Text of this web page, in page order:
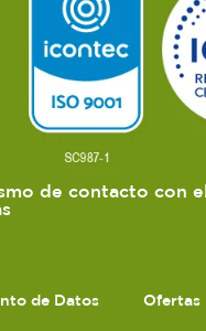
de contacto con
de Datos
Ofertas